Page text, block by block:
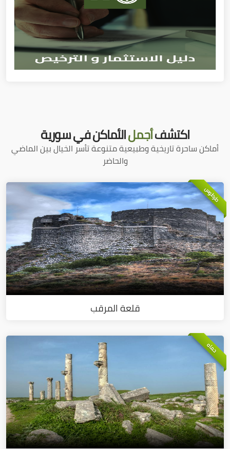
اكتشفأجملالأماكن في سورية
أماكن ساحرة تاريخية وطبيعية متنوعة تأسر الخيال بين الماضي
والحاضر
طرطوس
قلعة المرقب
حماه